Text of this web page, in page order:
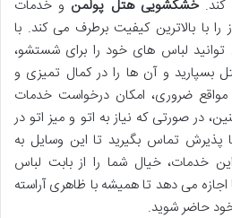
کند.خشکشویی هتل پولمن و خدمات
را با بالاترین کیفیت برطرف می کند. با
لباس های خود را برای شستشو،
و آن ها را در کمال تمیزی و
مواقع ضروری، امکان درخواست خدمات
در صورتی که نیاز به اتو و میز اتو در
پذیرش تماس بگیرید تا این وسایل به
خدمات، خیال شما را از بابت لباس
می دهد تا همیشه با ظاهری آراسته
حاضر شوید.